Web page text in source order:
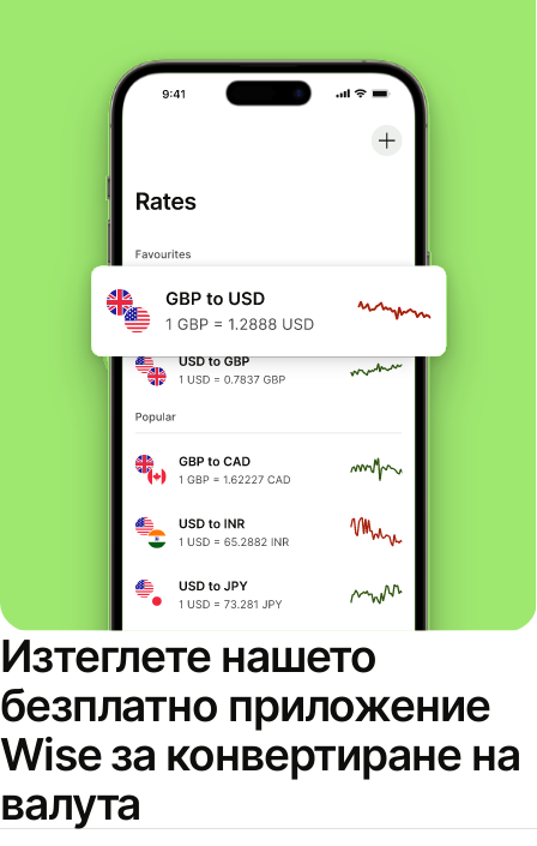
Изтеглете нашето
безплатно приложение
Wise за конвертиране на
валута